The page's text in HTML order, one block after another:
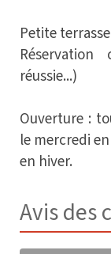
Petite
réussie...)
Ouverture :
le mercredi
en hiver.
Avis des